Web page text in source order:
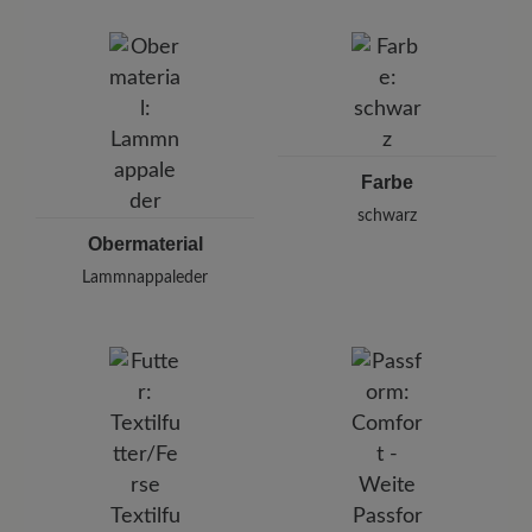
Pleidelsheimer Str. 15/1, 74321 Bietigheim-Bissingen,
E-Mail:
kundenbetreuung@baer-schuhe.ch
Obermaterial
Lammnappaleder
Farbe
schwarz